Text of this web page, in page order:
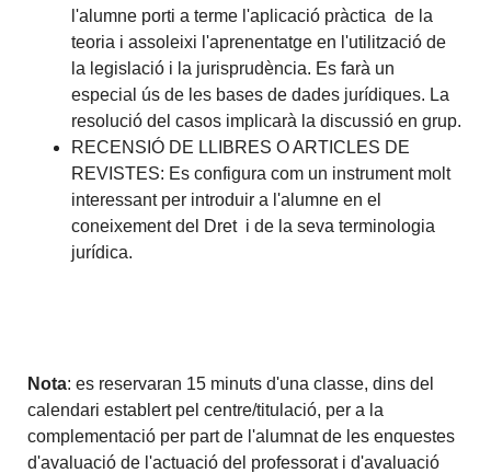
l'alumne porti a terme l'aplicació pràctica de la
teoria i assoleixi l'aprenentatge en l'utilització de
la legislació i la jurisprudència. Es farà un
especial ús de les bases de dades jurídiques. La
resolució del casos implicarà la discussió en grup.
RECENSIÓ DE LLIBRES O ARTICLES DE
REVISTES: Es configura com un instrument molt
interessant per introduir a l'alumne en el
coneixement del Dret i de la seva terminologia
jurídica.
Nota: es reservaran 15 minuts d'una classe, dins del
calendari establert pel centre/titulació, per a la
complementació per part de l'alumnat de les enquestes
d'avaluació de l'actuació del professorat i d'avaluació